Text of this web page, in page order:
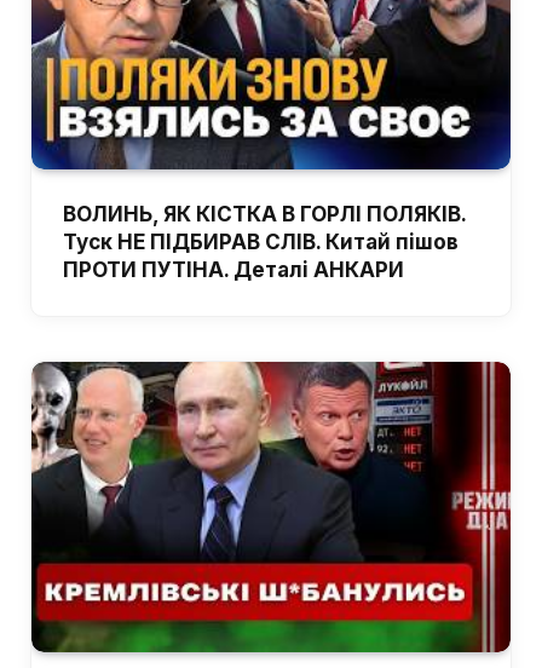
ВОЛИНЬ, ЯК КІСТКА В ГОРЛІ ПОЛЯКІВ.
Туск НЕ ПІДБИРАВ СЛІВ. Китай пішов
ПРОТИ ПУТІНА. Деталі АНКАРИ